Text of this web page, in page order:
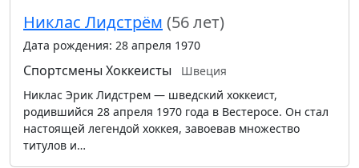
Никлас Лидстрём (56 лет)
Дата рождения: 28 апреля 1970
Спортсмены Хоккеисты
Швеция
Никлас Эрик Лидстрем — шведский хоккеист,
родившийся 28 апреля 1970 года в Вестеросе. Он стал
настоящей легендой хоккея, завоевав множество
титулов и…